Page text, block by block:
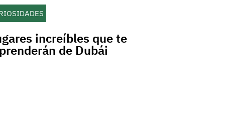
increíbles que te
de Dubái